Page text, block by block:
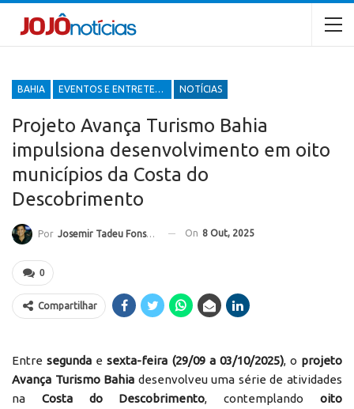
BAHIA EVENTOS E ENTRETENIMENTOS NOTÍCIAS
Projeto Avança Turismo Bahia
impulsiona desenvolvimento em oito
municípios da Costa do
Descobrimento
Por Josemir Tadeu Fonseca On 8 Out, 2025
0
Compartilhar
Entresegunda esexta-feira (29/09 a 03/10/2025), o projeto
Avança Turismo Bahia desenvolveu uma série de atividades
na Costa do Descobrimento, contemplandooito